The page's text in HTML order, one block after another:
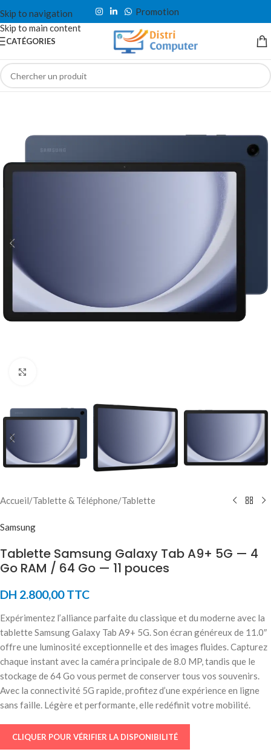
Skip to navigation
Skip to main content
Promotion
CATÉGORIES
Accueil/Tablette & Téléphone/Tablette
Samsung
Tablette Samsung Galaxy Tab A9+ 5G — 4
Go RAM / 64 Go — 11 pouces
DH 2.800,00TTC
Expérimentez l’alliance parfaite du classique et du moderne avec la
tablette Samsung Galaxy Tab A9+ 5G. Son écran généreux de 11.0″
offre une luminosité exceptionnelle et des images fluides. Capturez
chaque instant avec la caméra principale de 8.0 MP, tandis que le
stockage de 64 Go vous permet de conserver tous vos souvenirs.
Avec la connectivité 5G rapide, profitez d’une expérience en ligne
sans faille. Légère et performante, elle redéfinit votre mobilité.
CLIQUER POUR VÉRIFIER LA DISPONIBILITÉ